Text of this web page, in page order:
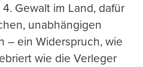
Gewalt im Land, dafür
unabhängigen
– ein Widerspruch, wie
wie die Verleger